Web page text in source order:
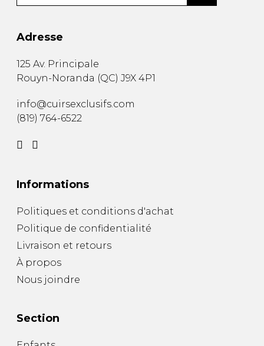
Adresse
125 Av. Principale
Rouyn-Noranda (QC) J9X 4P1
info@cuirsexclusifs.com
(819) 764-6522
Informations
Politiques et conditions d'achat
Politique de confidentialité
Livraison et retours
À propos
Nous joindre
Section